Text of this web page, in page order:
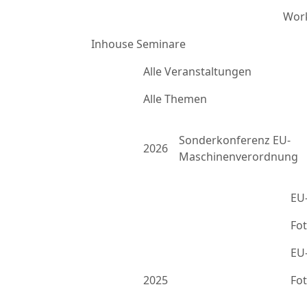
Inhouse Seminare
Alle Veranstaltungen
Alle Themen
2026
Sonderkonferenz EU-
Maschinenverordnung
2025